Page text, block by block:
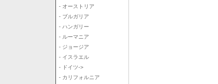
- オーストリア
- ブルガリア
- ハンガリー
- ルーマニア
- ジョージア
- イスラエル
- ドイツ->
- カリフォルニア